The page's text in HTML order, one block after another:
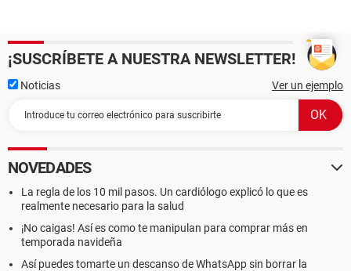
¡SUSCRÍBETE A NUESTRA NEWSLETTER!
Noticias Ver un ejemplo
NOVEDADES
La regla de los 10 mil pasos. Un cardiólogo explicó lo que es
realmente necesario para la salud
¡No caigas! Así es como te manipulan para comprar más en
temporada navideña
Así puedes tomarte un descanso de WhatsApp sin borrar la